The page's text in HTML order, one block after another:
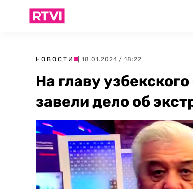
НОВОСТИ | 18.01.2024 / 18:22
На главу
завели дело об